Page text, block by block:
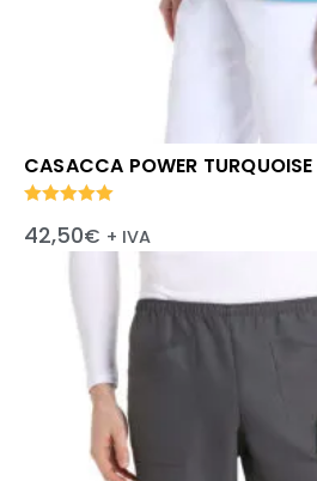
CASACCA POWER
42,50€ + IVA
5.00 su 5